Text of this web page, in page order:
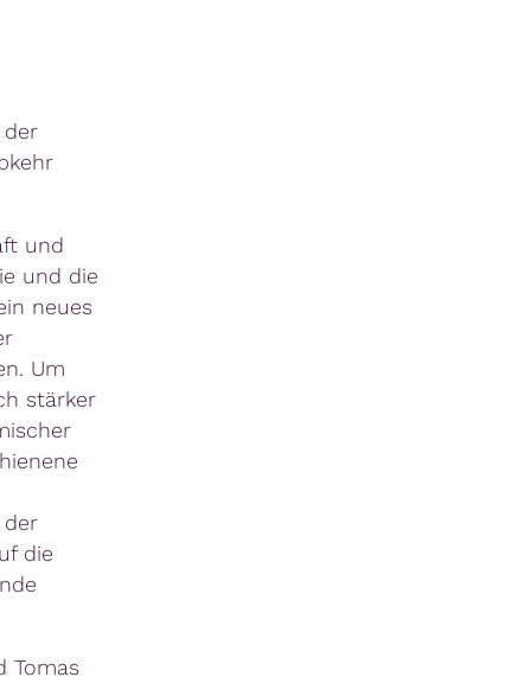
und
und die
neues
Um
stärker
die
Tomas